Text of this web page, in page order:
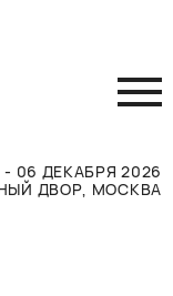
- 06 ДЕКАБРЯ 2026
ДВОР, МОСКВА